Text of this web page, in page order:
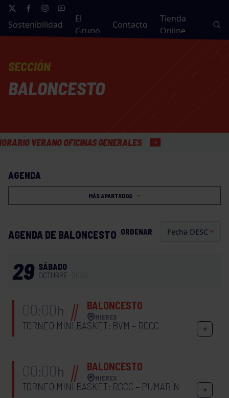
Sostenibilidad
El
Grupo
Contacto
Tienda
Online
SECCIÓN
BALONCESTO
VERANO OFICINAS GENERALES
AGENDA
MÁS APARTADOS
AGENDA DE BALONCESTO ORDENAR
29 SÁBADO
OCTUBRE
00:00h BALONCESTO
MIERES
TORNEO MINI BASKET: BVM – RGCC
00:00h BALONCESTO
MIERES
TORNEO MINI BASKET: RGCC – PUMARÍN